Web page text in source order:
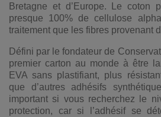
Bretagne et d’Europe. Le coton
presque 100% de cellulose
traitement que les fibres provenant
Défini par le fondateur de
premier carton au monde à être
EVA sans plastifiant, plus
que d’autres adhésifs
important si vous recherchez le
protection, car si l’adhésif se